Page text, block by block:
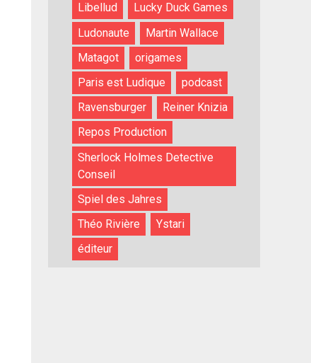
Libellud
Lucky Duck Games
Ludonaute
Martin Wallace
Matagot
origames
Paris est Ludique
podcast
Ravensburger
Reiner Knizia
Repos Production
Sherlock Holmes Detective
Conseil
Spiel des Jahres
Théo Rivière
Ystari
éditeur